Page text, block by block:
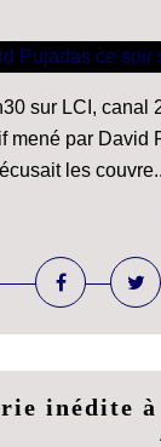
sur LCI,
mené par David
les
inédite